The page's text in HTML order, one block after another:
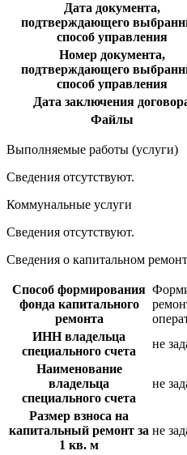
Дата документа,
подтверждающего
способ управления
Номер документа,
подтверждающего
способ управления
Дата заключения
Файлы
Выполняемые работы (услуги)
Сведения отсутствуют.
Коммунальные услуги
Сведения отсутствуют.
Сведения о капитальном
Способ формирования
фонда капитального
ремонта
ИНН владельца
специального счета
не
Наименование
владельца
специального счета
не
Размер взноса на
капитальный ремонт за
1 кв. м
не